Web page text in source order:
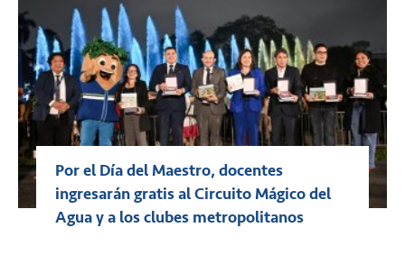
Por el Día del Maestro, docentes
ingresarán gratis al Circuito Mágico del
Agua y a los clubes metropolitanos